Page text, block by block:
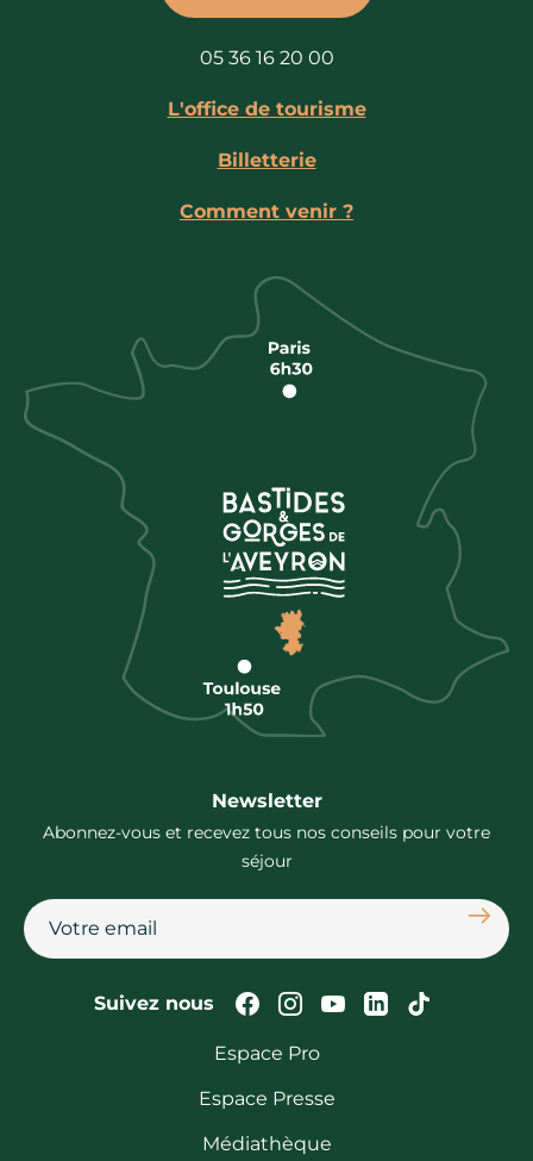
05 36 16 20 00
L'office de tourisme
Billetterie
Comment venir ?
Newsletter
Abonnez-vous et recevez tous nos conseils pour votre
séjour
Suivez nous Suivez-nous sur
Suivez-nous sur
Suivez-nous
Suivez-Suivez-
Espace Pro
Espace Presse
Médiathèque